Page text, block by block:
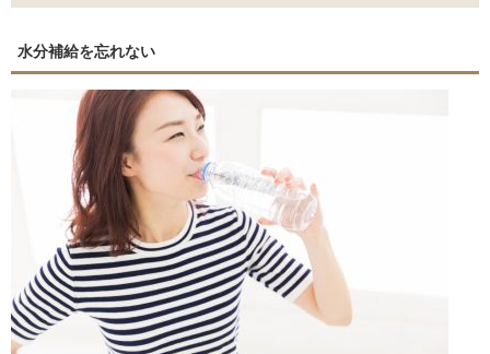
水分補給を忘れない